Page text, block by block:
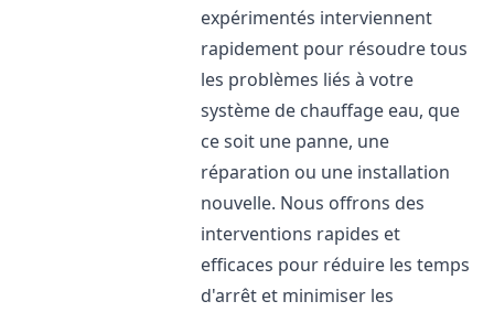
expérimentés interviennent
rapidement pour résoudre tous
les problèmes liés à votre
système de chauffage eau, que
ce soit une panne, une
réparation ou une installation
nouvelle. Nous offrons des
interventions rapides et
efficaces pour réduire les temps
d'arrêt et minimiser les